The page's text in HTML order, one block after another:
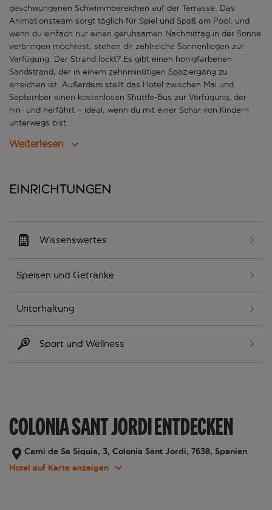
geschwungenen Schwimmbereichen auf der Terrasse. Das
Animationsteam sorgt täglich für Spiel und Spaß am Pool, und
wenn du einfach nur einen geruhsamen Nachmittag in der Sonne
verbringen möchtest, stehen dir zahlreiche Sonnenliegen zur
Verfügung. Der Strand lockt? Es gibt einen honigfarbenen
Sandstrand, der in einem zehnminütigen Spaziergang zu
erreichen ist. Außerdem stellt das Hotel zwischen Mai und
September einen kostenlosen Shuttle-Bus zur Verfügung, der
hin- und herfährt – ideal, wenn du mit einer Schar von Kindern
unterwegs bist.
Weiterlesen
Einrichtungen
Wissenswertes
Speisen und Getränke
Unterhaltung
Sport und Wellness
COLONIA SANT JORDI ENTDECKEN
Camí de Sa Síquia, 3, Colonia Sant Jordi, 7638, Spanien
Hotel auf Karte anzeigen